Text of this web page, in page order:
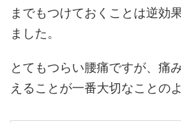
までもつけておくことは逆効
ました。
とてもつらい腰痛ですが、痛
えることが一番大切なことの